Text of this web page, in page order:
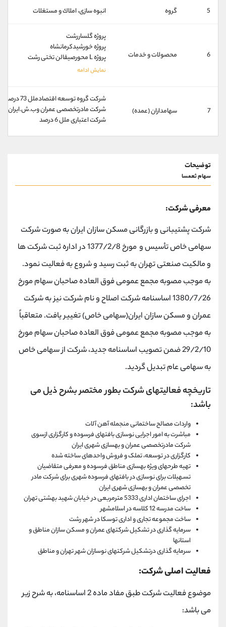
5 گروه انبوه سازی، املاك و مستغلات
6 محصولات و خدمات
پروژه گلساررشت
پروژه خورشیدکرمانشاه
پروژه L محورصیقالن تختی رشت
7 سهامداران (عمده)
شركت گروه توسعه اقتصادملل 73 درصد
شركت مادرتخصصی عمران وب.ش.ايران به
شركت اعتباری ملل 6 درصد
توضیحات
سهام ثعمسا
معرفی شرکت:
شرکت پشتیبانی و بازرگانی مسکن سازان ایران به صورت شرکت
سهامی خاص تأسیس و مورخ 1377/2/8 در اداره ثبت شرکت ها
و مالکیت صنعتی تهران به ثبت رسید و شروع به فعالیت نمود.
به موجب مصوبه مجمع عمومی فوق العاده صاحبان سهام مورخ
1380/7/26 اساسنامه شرکت اصلاح و نام شرکت نیز به شرکت
عمران و مسکن سازان ایران(سهامی خاص) تغییر یافت. متعاقباً
به موجب مصوبه مجمع عمومی فوق العاده صاحبان سهام مورخ
29/2/10 ضمن تصویب اساسنامه جدید، شرکت از سهامی خاص
به سهامی عام تبدیل گردید.
تاریخچه فعالیتهای شرکت بطور مختصر بشرح ذیل می
باشد:
واردات مصالح ساختمانی منجمله آهن آلات
مباشرت به امور اجرایی نوسازی بافتهای فرسوده و کارگزاری ازسوی
شرکت مادرتخصصی عمران و بهسازی شهری ایران
کارگزاری در توسعه، تملک و فروش واحدهای ساخته شده
تهیه طرحهای ویژه بهسازی مناطق فرسوده و معرفی متقاضیان
تسـهیلات برای نوسازی در بافتهای فرسوده شهری برای شرکت مادر
تخصصی عمران و بهسازی شهری ایران
اجرای ساختمان اداری 5333 مترمربعی در خیابان شهید بهشتی تهران
ساخت مدرسه 12 کلاسه در اسلامشهر
ساخت مجموعه تجاری و اداری توسکا در شهر رشت
سرمایه گذاری در تشکیل شرکتهای عمران و مسکن سازان مناطق و
استانها
سرمایه گذاری درتشکیل شرکتهای نوسازان شهر تهران و مناطق
فعالیت اصلی شرکت:
موضوع فعالیت شركت طبق مفاد ماده 2 اساسنامه، به شرح زير
می باشد: